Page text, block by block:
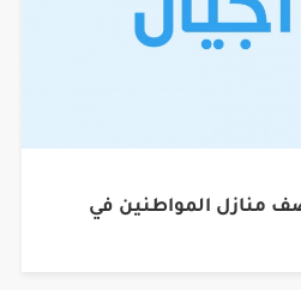
منازل المواطنين في